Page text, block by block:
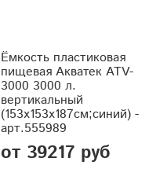
Ёмкость пластиковая
пищевая Акватек ATV-
3000 3000 л.
вертикальный
(153x153x187см;синий) -
арт.555989
от 39217 руб